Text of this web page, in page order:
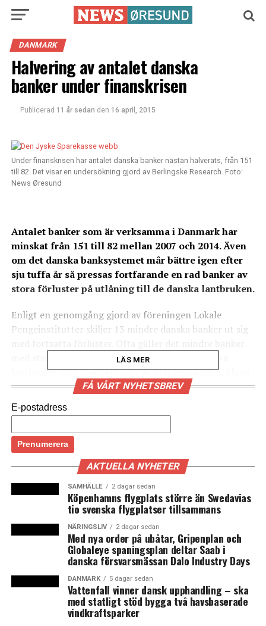
DANMARK
Halvering av antalet danska
banker under finanskrisen
Publicerad 11 år sedan den 16 april, 2015
Under finanskrisen har antalet danska banker nästan halverats, från 151
till 82. Det visar en undersökning gjord av Berlingske Research. Foto:
News Øresund
Antalet banker som är verksamma i Danmark har
minskat från 151 till 82 mellan 2007 och 2014. Även
om det danska banksystemet mår bättre igen efter
sju tuffa år så pressas fortfarande en rad banker av
stora förluster på utlåning till de danska lantbruken.
Enligt en genomgång gjord av föreningen Lokale
Pengeinstitutter skiljer 13 mindre danska banker ut sig
med stor exponering mot det krisdrabbade danska
lantbruket som drabbats hårt av Rysslandskrisen. Bland
de drabbade bankerna finns Skjern Bank och Lolland
Bank.
bankerna starkare än före finanskrisen.
Ikea öppnar jättevaruhus mitt i Köpenhamn
Publiken sviker Zoo efter toppåret 2013
LÄS MER
FÅ VÅRT NYHETSBREV
E-postadress
AKTUELLA NYHETER
SAMHÄLLE 2 dagar sedan
Köpenhamns flygplats större än Swedavias
tio svenska flygplatser tillsammans
NÄRINGSLIV 2 dagar sedan
Med nya order på ubåtar, Gripenplan och
Globaleye spaningsplan deltar Saab i
danska försvarsmässan Dalo Industry Days
DANMARK 5 dagar sedan
Vattenfall vinner dansk upphandling – ska
med statligt stöd bygga två havsbaserade
vindkraftsparker